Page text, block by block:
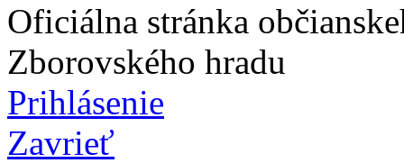
Oficiálna stránka
Zborovského hradu
Prihlásenie
Zavrieť